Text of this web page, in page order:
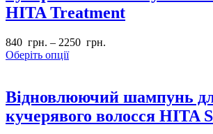
HITA Treatment
840 грн. – 2250 грн.
Оберіть опції
Відновлюючий шампунь
кучерявого волосся HITA